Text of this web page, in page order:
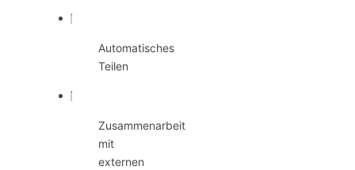
Automatisches
Teilen
Zusammenarbeit
mit
externen